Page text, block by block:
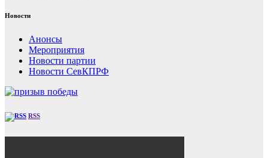
Новости
Анонсы
Мероприятия
Новости партии
Новости СевКПРФ
RSS